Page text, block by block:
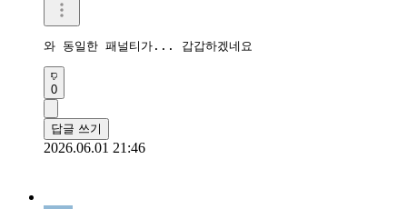
와 동일한 패널티가... 갑갑하겠네요
0
답글 쓰기
2026.06.01 21:46